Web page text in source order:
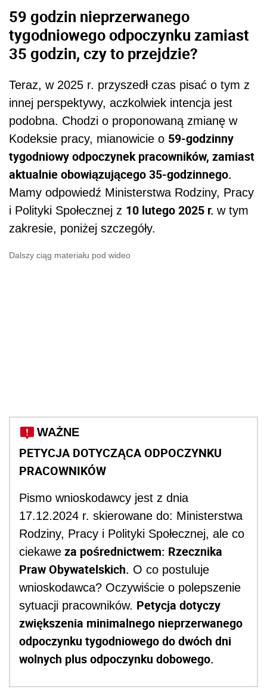
59 godzin nieprzerwanego
tygodniowego odpoczynku zamiast
35 godzin, czy to przejdzie?
Teraz, w 2025 r. przyszedł czas pisać o tym z
innej perspektywy, aczkolwiek intencja jest
podobna. Chodzi o proponowaną zmianę w
Kodeksie pracy, mianowicie o 59-godzinny
tygodniowy odpoczynek pracowników, zamiast
aktualnie obowiązującego 35-godzinnego.
Mamy odpowiedź Ministerstwa Rodziny, Pracy
i Polityki Społecznej z 10 lutego 2025 r. w tym
zakresie, poniżej szczegóły.
Dalszy ciąg materiału pod wideo
WAŻNE
PETYCJA DOTYCZĄCA ODPOCZYNKU
PRACOWNIKÓW
Pismo wnioskodawcy jest z dnia
17.12.2024 r. skierowane do: Ministerstwa
Rodziny, Pracy i Polityki Społecznej, ale co
ciekawe za pośrednictwem: Rzecznika
Praw Obywatelskich. O co postuluje
wnioskodawca? Oczywiście o polepszenie
sytuacji pracowników. Petycja dotyczy
zwiększenia minimalnego nieprzerwanego
odpoczynku tygodniowego do dwóch dni
wolnych plus odpoczynku dobowego.